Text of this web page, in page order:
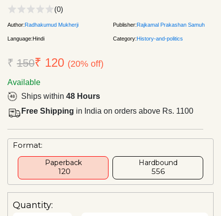
(0)
Author:Radhakumud Mukherji Publisher:Rajkamal Prakashan Samuh
Language:Hindi Category:History-and-politics
₹ 150₹ 120 (20% off)
Available
Ships within 48 Hours
Free Shipping in India on orders above Rs. 1100
Format:
Paperback
₹ 120
Hardbound
₹556
Quantity: